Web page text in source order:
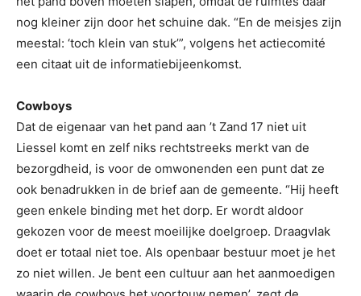
nog kleiner zijn door het schuine dak. “En de meisjes zijn
meestal: ‘toch klein van stuk’”, volgens het actiecomité
een citaat uit de informatiebijeenkomst.
Cowboys
Dat de eigenaar van het pand aan ’t Zand 17 niet uit
Liessel komt en zelf niks rechtstreeks merkt van de
bezorgdheid, is voor de omwonenden een punt dat ze
ook benadrukken in de brief aan de gemeente. “Hij heeft
geen enkele binding met het dorp. Er wordt aldoor
gekozen voor de meest moeilijke doelgroep. Draagvlak
doet er totaal niet toe. Als openbaar bestuur moet je het
zo niet willen. Je bent een cultuur aan het aanmoedigen